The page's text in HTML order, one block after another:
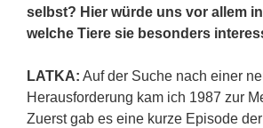
selbst? Hier würde uns vor allem
welche Tiere sie besonders
LATKA: Auf der Suche nach einer
Herausforderung kam ich 1987 zur
Zuerst gab es eine kurze Episode der